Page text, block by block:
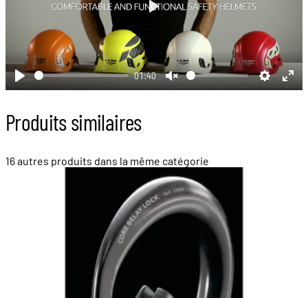
Play
01:40
Unmute Settings
Produits similaires
16 autres produits dans la même catégorie